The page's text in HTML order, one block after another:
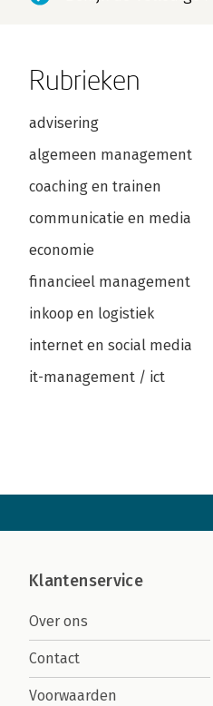
Rubrieken
advisering
algemeen management
coaching en trainen
communicatie en media
economie
financieel management
inkoop en logistiek
internet en social media
it-management / ict
Klantenservice
Over ons
Contact
Voorwaarden